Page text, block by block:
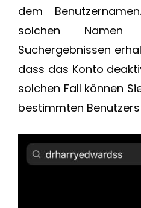
dem
solchen
Suchergebnissen
dass das Konto
solchen Fall können
bestimmten